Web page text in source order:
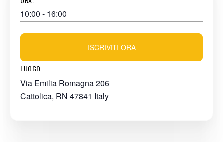
10:00 - 16:00
LUOGO
Via Emilia Romagna 206
Cattolica, RN 47841 Italy
ISCRIVITI ORA